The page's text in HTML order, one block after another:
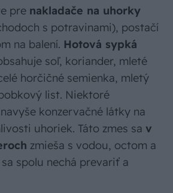
pre nakladače na uhorky
s potravinami), postačí
na balení. Hotová sypká
soľ, koriander, mleté
horčičné semienka, mletý
list. Niektoré
konzervačné látky na
uhoriek. Táto zmes sa v
zmieša s vodou, octom a
spolu nechá prevariť a